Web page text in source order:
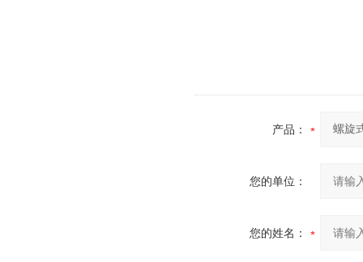
产品：
您的单位：
您的姓名：